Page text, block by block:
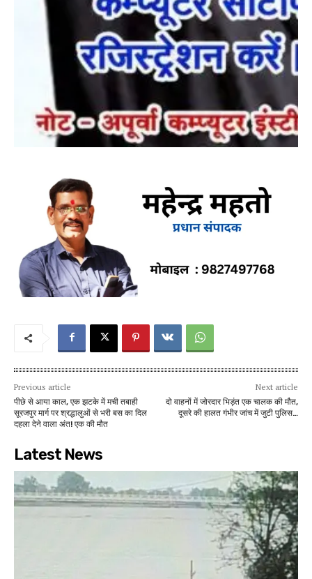
Previous article
पीछे से आया काल, एक झटके में मची तबाही
सूरजपुर मार्ग पर श्रद्धालुओं से भरी बस का दिल
दहला देने वाला अंत! एक की मौत
Next article
दो वाहनों में जोरदार भिड़ंत एक चालक की मौत,
दूसरे की हालत गंभीर जांच में जुटी पुलिस…
Latest News